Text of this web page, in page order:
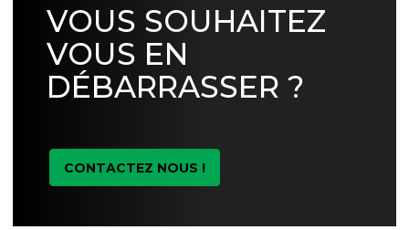
VOUS SOUHAITEZ
VOUS EN
DÉBARRASSER ?
CONTACTEZ NOUS !